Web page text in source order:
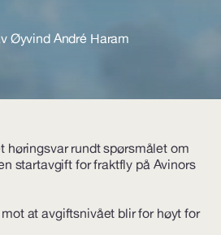
Øyvind André Haram
høringsvar rundt spørsmålet om
startavgift for fraktfly på Avinors
at avgiftsnivået blir for høyt for